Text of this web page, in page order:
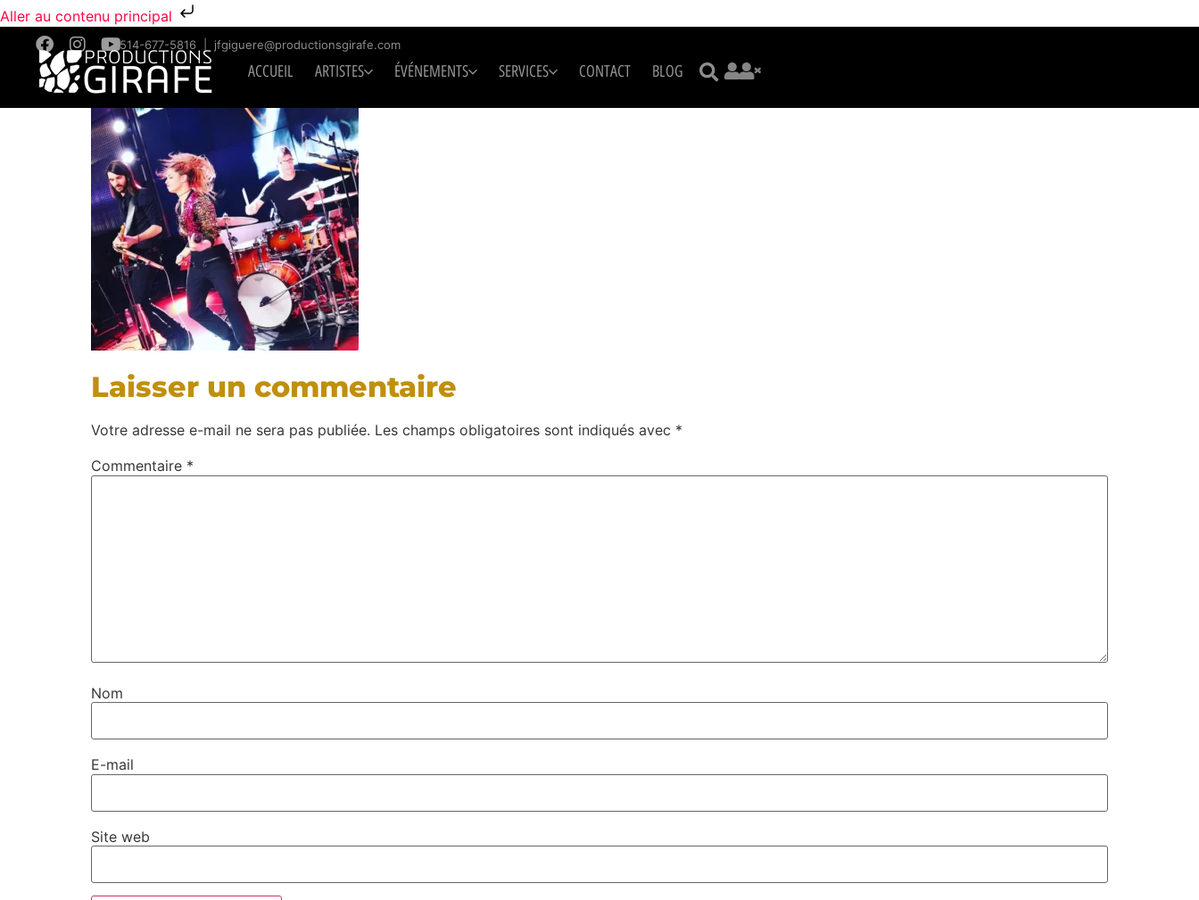
Aller au contenu principal
514-677-5816 jfgiguere@productionsgirafe.com
ACCUEIL ARTISTES ÉVÉNEMENTS SERVICES CONTACT BLOG
Laisser un commentaire
Votre adresse e-mail ne sera pas publiée. Les champs obligatoires sont indiqués avec *
Commentaire *
Nom
E-mail
Site web